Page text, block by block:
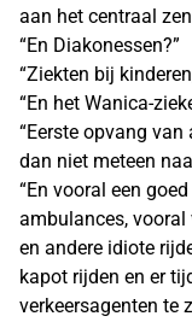
aan het centraal
“En Diakonessen?”
“Ziekten bij
“En het Wanica-
“Eerste opvang
dan niet meteen
“En vooral een
ambulances, vooral
en andere idiote
kapot rijden en er
verkeersagenten te